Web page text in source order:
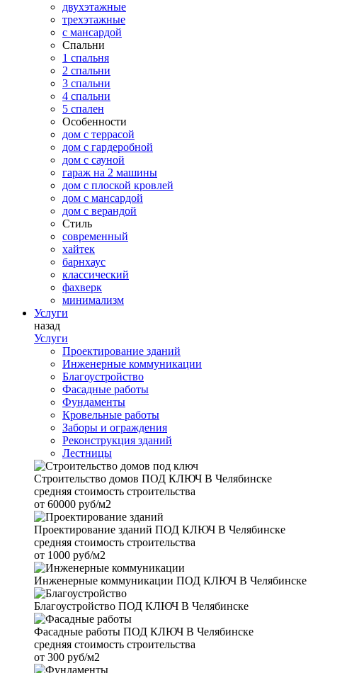
двухэтажные
трехэтажные
с мансардой
Спальни
1 спальня
2 спальни
3 спальни
4 спальни
5 спален
Особенности
дом с террасой
дом с гардеробной
дом с сауной
гараж на 2 машины
дом с плоской кровлей
дом с мансардой
дом с верандой
Стиль
современный
хайтек
барнхаус
классический
фахверк
минимализм
Услуги
назад
Услуги
Проектирование зданий
Инженерные коммуникации
Благоустройство
Фасадные работы
Фундаменты
Кровельные работы
Заборы и ограждения
Реконструкция зданий
Лестницы
Строительство домов ПОД КЛЮЧ В Челябинске
средняя стоимость строительства
от 60000 руб/м2
Проектирование зданий ПОД КЛЮЧ В Челябинске
средняя стоимость строительства
от 1000 руб/м2
Инженерные коммуникации ПОД КЛЮЧ В Челябинске
Благоустройство ПОД КЛЮЧ В Челябинске
Фасадные работы ПОД КЛЮЧ В Челябинске
средняя стоимость строительства
от 300 руб/м2